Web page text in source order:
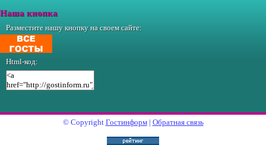
Наша кнопка
Разместите нашу кнопку на своем сайте:
Html-код:
© Copyright Гостинформ| Обратная связь